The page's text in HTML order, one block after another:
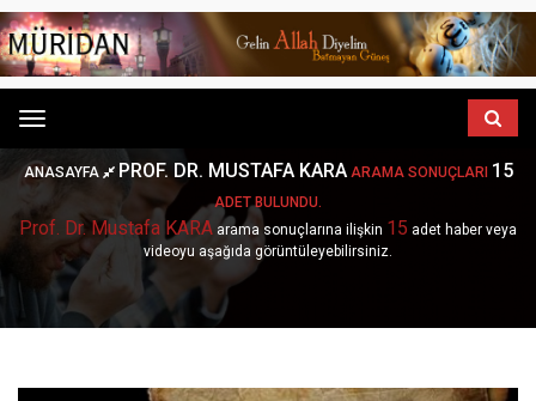
Menu
ANASAYFA PROF. DR. MUSTAFA KARAARAMA SONUÇLARI 15
ADET BULUNDU.
Prof. Dr. Mustafa KARA arama sonuçlarına ilişkin 15 adet haber veya
videoyu aşağıda görüntüleyebilirsiniz.